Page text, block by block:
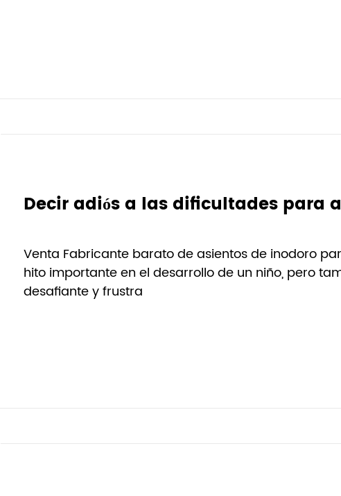
Venta Fabricante barato de asientos de inodoro
hito importante en el desarrollo de un niño, pero
desafiante y frustra